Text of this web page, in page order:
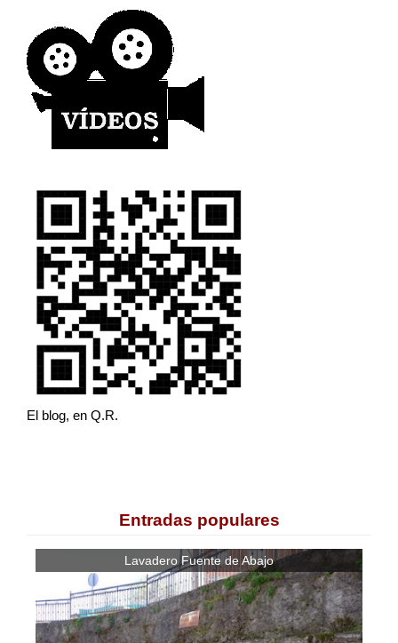
El blog, en Q.R.
Entradas populares
Lavadero Fuente de Abajo